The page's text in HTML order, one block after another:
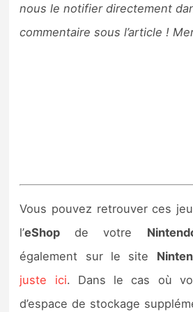
nous le notifier directement
commentaire sous l’article !
Vous pouvez retrouver ces
l’eShop de votre
également sur le site
juste ici. Dans le cas où
d’espace de stockage